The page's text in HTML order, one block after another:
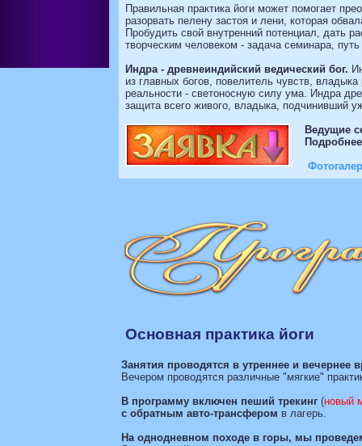
Правильная практика йоги может помогает
разорвать пелену застоя и лени, которая
Пробудить свой внутренний потенциал, дать
творческим человеком - задача семинара,
Индра - древнеиндийский ведический бог.
из главных богов, повелитель чувств,
реальности - светоносную силу ума. Индра
защита всего живого, владыка, подчинивший
Ведущие
Основная практика йоги
Занятия проводятся в утреннее и вечернее
Вечером проводятся различные "мягкие"
В программу включен пеший трекинг (новый
с обратным авто-трансфером в лагерь.
На однодневном походе в горы, мы